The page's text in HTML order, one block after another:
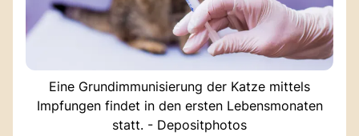
Eine Grundimmunisierung der Katze mittels
Impfungen findet in den ersten Lebensmonaten
statt. - Depositphotos